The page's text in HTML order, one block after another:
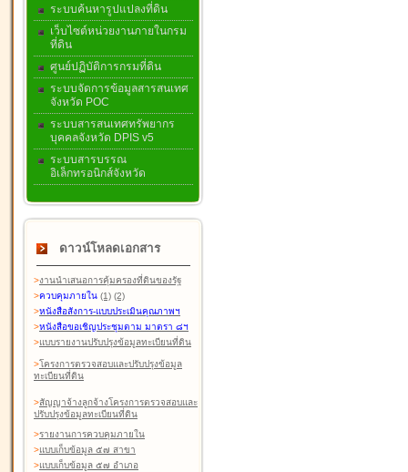
ระบบค้นหารูปแปลงที่ดิน
เว็บไซต์หน่วยงานภายในกรม
ที่ดิน
ศูนย์ปฏิบัติการกรมที่ดิน
ระบบจัดการข้อมูลสารสนเทศ
จังหวัด POC
ระบบสารสนเทศทรัพยากร
บุคคลจังหวัด DPIS v5
ระบบสารบรรณ
อิเล็กทรอนิกส์จังหวัด
ดาวน์โหลดเอกสาร
>งานนำเสนอการคุ้มครองที่ดินของรัฐ
>ควบคุมภายใน (1) (2)
>หนังสือสังการ-แบบประเมินคุณภาพฯ
>หนังสือขอเชิญประชุมตาม มาตรา ๘ฯ
>แบบรายงานปรับปรุงข้อมูลทะเบียนที่ดิน
>โครงการตรวจสอบและปรับปรุงข้อมูล
ทะเบียนที่ดิน
>สัญญาจ้างลูกจ้างโครงการตรวจสอบและ
ปรับปรุงข้อมูลทะเบียนที่ดิน
>รายงานการควบคุมภายใน
>แบบเก็บข้อมูล ๕๗ สาขา
>แบบเก็บข้อมูล ๕๗ อำเภอ